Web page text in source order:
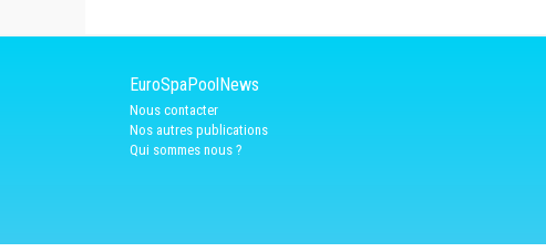
EuroSpaPoolNews
Nous contacter
Nos autres publications
Qui sommes nous ?